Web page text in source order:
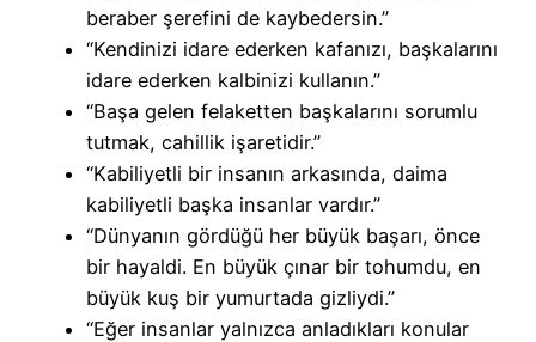
beraber şerefini de kaybedersin.”
“Kendinizi idare ederken kafanızı, başkalarını
idare ederken kalbinizi kullanın.”
“Başa gelen felaketten başkalarını sorumlu
tutmak, cahillik işaretidir.”
“Kabiliyetli bir insanın arkasında, daima
kabiliyetli başka insanlar vardır.”
“Dünyanın gördüğü her büyük başarı, önce
bir hayaldi. En büyük çınar bir tohumdu, en
büyük kuş bir yumurtada gizliydi.”
“Eğer insanlar yalnızca anladıkları konular